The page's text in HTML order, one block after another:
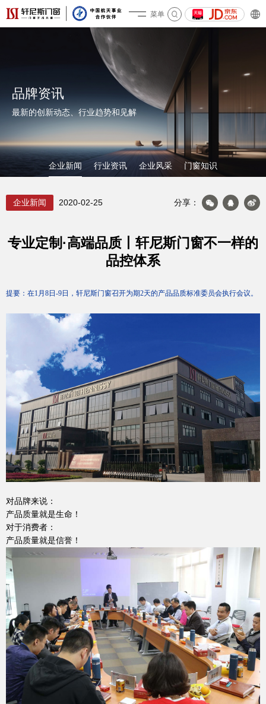
菜单
关于轩尼斯
产品&案例
加盟投资
品质服务
品牌资讯
最新的创新动态、行业趋势和见解
企业新闻 行业资讯 企业风采 门窗知识
企业新闻 2020-02-25 分享：
专业定制·高端品质丨轩尼斯门窗不一样的
品控体系
提要： 在1 月 8日 -9日，轩尼斯门窗召开为期2天的产品品质标准委员会执行会议。
对品牌来说：
产品质量就是生命！
对于消费者：
产品质量就是信誉！